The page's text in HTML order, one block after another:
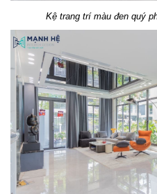
Kệ trang trí màu đen quý